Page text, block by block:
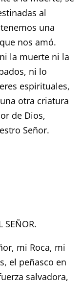
al
una
nos amó.
la muerte ni la
ni lo
espirituales,
otra criatura
de Dios,
Señor.
SEÑOR.
mi Roca, mi
el peñasco en
salvadora,